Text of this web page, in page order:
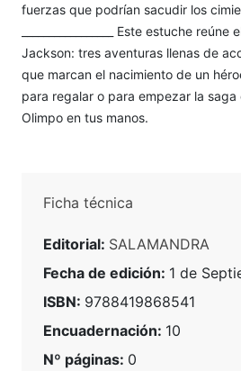
fuerzas que podrían sacudir los
_________________ Este estuche
Jackson: tres aventuras llenas de
que marcan el nacimiento de un
para regalar o para empezar la
Olimpo en tus manos.
Ficha técnica
Editorial: SALAMANDRA
Fecha de edición: 1 de
ISBN: 9788419868541
Encuadernación: 10
Nº páginas: 0